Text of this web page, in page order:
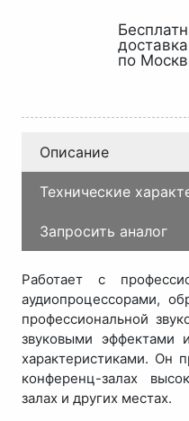
доставка
по
Описание
Технические
Запросить аналог
Работает с
аудиопроцессорами,
профессиональной
звуковыми эффектами
характеристиками. Он
конференц-залах
залах и других местах.